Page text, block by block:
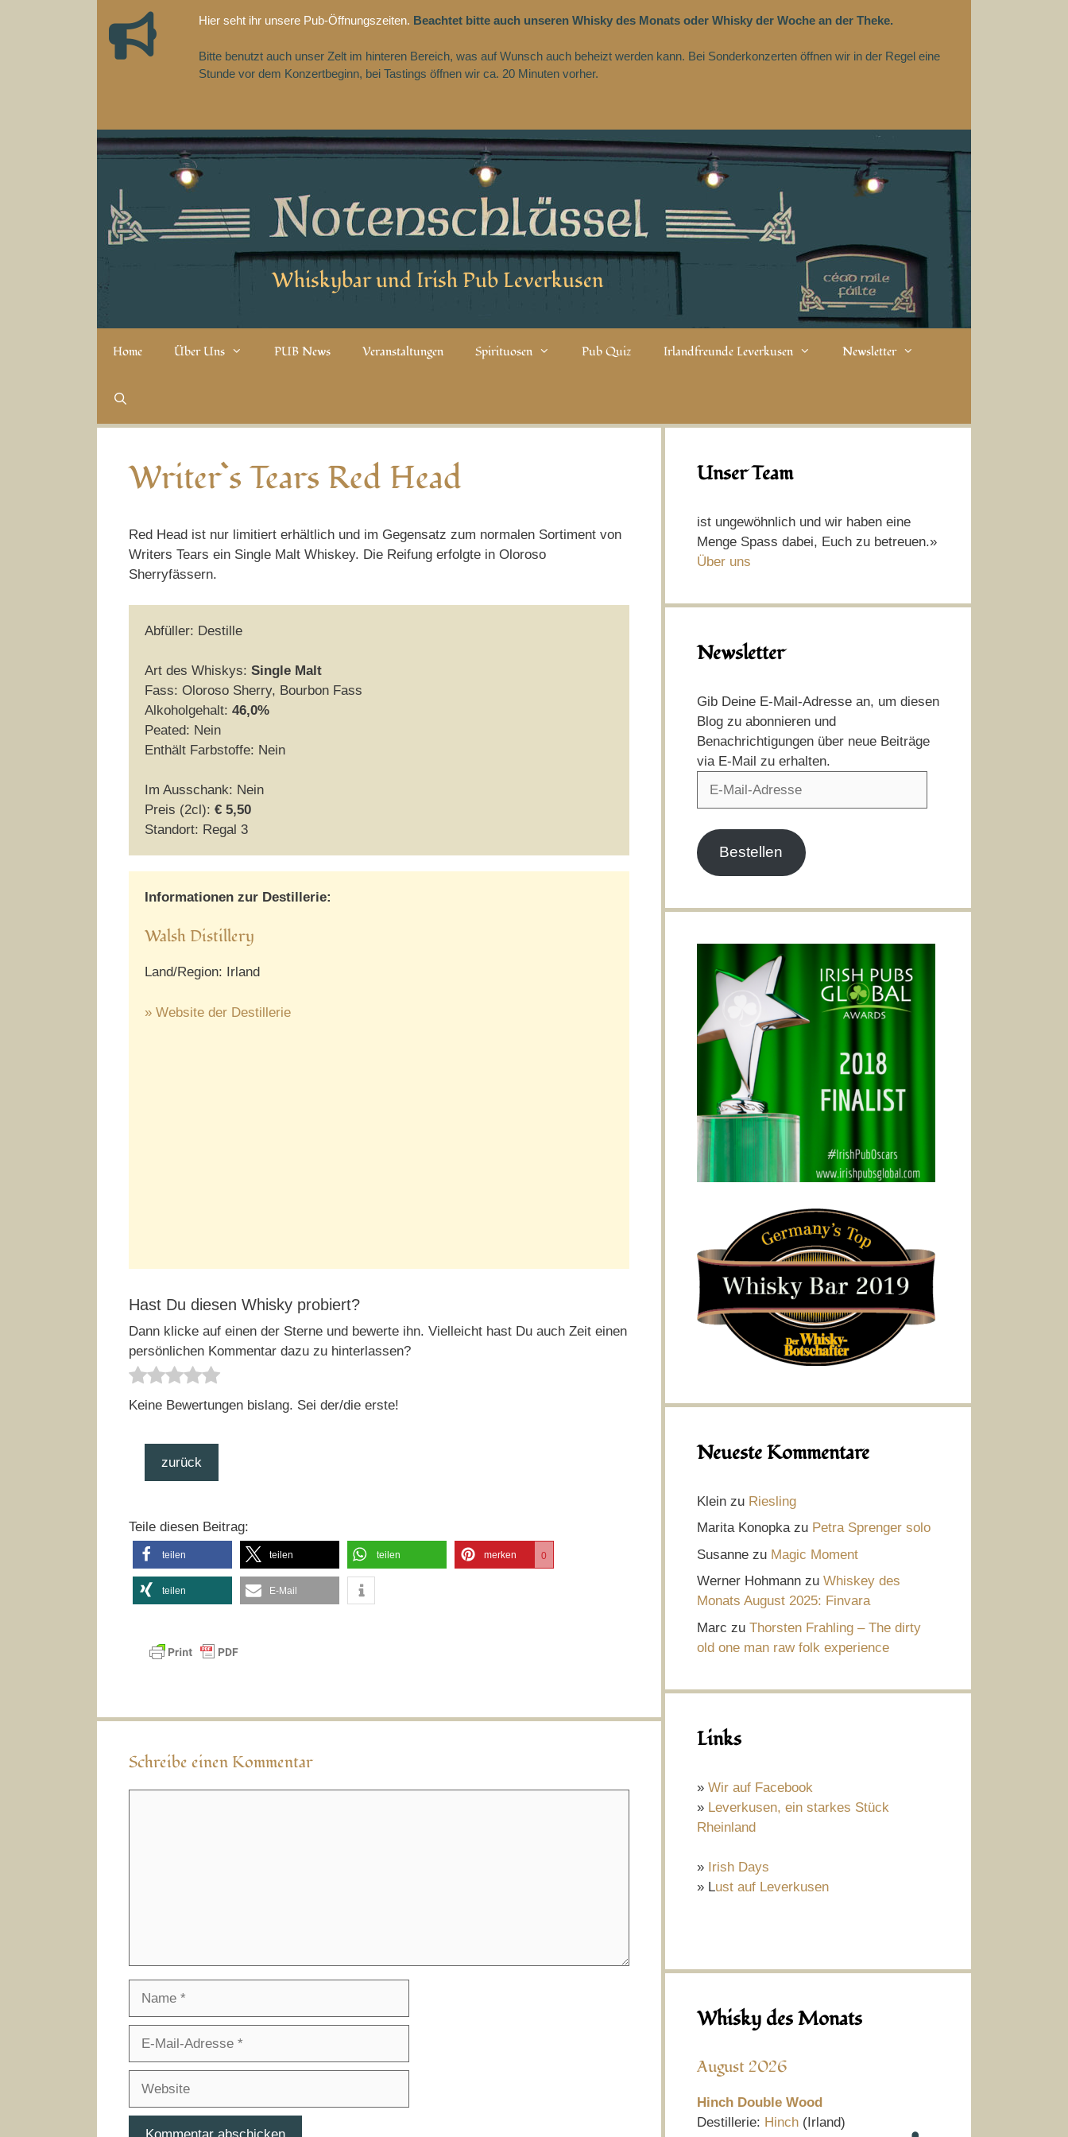
Hier seht ihr unsere Pub-Öffnungszeiten. Beachtet bitte auch unseren Whisky des Monats oder Whisky der Woche an der Theke.
Bitte benutzt auch unser Zelt im hinteren Bereich, was auf Wunsch auch beheizt werden kann. Bei Sonderkonzerten öffnen wir in der Regel eine
Stunde vor dem Konzertbeginn, bei Tastings öffnen wir ca. 20 Minuten vorher.
Whiskybar und Irish Pub Leverkusen
Home Über Uns PUB News Veranstaltungen Spirituosen Pub Quiz Irlandfreunde Leverkusen Newsletter
Writer`s Tears Red Head
Red Head ist nur limitiert erhältlich und im Gegensatz zum normalen Sortiment von
Writers Tears ein Single Malt Whiskey. Die Reifung erfolgte in Oloroso
Sherryfässern.
Abfüller: Destille
Art des Whiskys: Single Malt
Fass: Oloroso Sherry, Bourbon Fass
Alkoholgehalt: 46,0%
Peated: Nein
Enthält Farbstoffe: Nein
Im Ausschank: Nein
Preis (2cl): € 5,50
Standort: Regal 3
Informationen zur Destillerie:
Walsh Distillery
Land/Region: Irland
» Website der Destillerie
Hast Du diesen Whisky probiert?
Dann klicke auf einen der Sterne und bewerte ihn. Vielleicht hast Du auch Zeit einen
persönlichen Kommentar dazu zu hinterlassen?
Keine Bewertungen bislang. Sei der/die erste!
zurück
Teile diesen Beitrag:
teilen teilen teilen merken 0
teilen E-Mail
Schreibe einen Kommentar
Adresse
Unser Team
ist ungewöhnlich und wir haben eine
Menge Spass dabei, Euch zu betreuen.»
Über uns
Newsletter
Gib Deine E-Mail-Adresse an, um diesen
Blog zu abonnieren und
Benachrichtigungen über neue Beiträge
via E-Mail zu erhalten.
Bestellen
Neueste Kommentare
Klein zu Riesling
Marita Konopkazu Petra Sprenger solo
Susanne zu Magic Moment
Werner Hohmann zu Whiskey des
Monats August 2025: Finvara
Marc zu Thorsten Frahling – The dirty
old one man raw folk experience
Links
» Wir auf Facebook
» Leverkusen, ein starkes Stück
Rheinland
» Irish Days
» Lust auf Leverkusen
Whisky des Monats
August 2026
Hinch Double Wood
Destillerie: Hinch (Irland)